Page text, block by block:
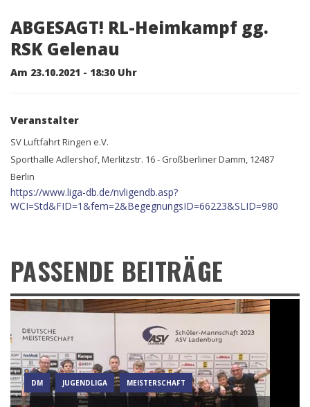
ABGESAGT! RL-Heimkampf gg.
RSK Gelenau
Am 23.10.2021 - 18:30 Uhr
Veranstalter
SV Luftfahrt Ringen e.V.
Sporthalle Adlershof, Merlitzstr. 16 - Großberliner Damm, 12487
Berlin
https://www.liga-db.de/nvligendb.asp?
WCI=Std&FID=1&fem=2&BegegnungsID=66223&SLID=980
PASSENDE BEITRÄGE
DM JUGENDLIGA MEISTERSCHAFT